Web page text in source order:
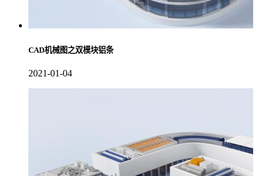
CAD机械图之双模块铝条
2021-01-04